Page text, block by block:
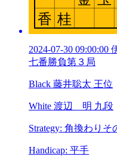
2024-07-30
七番勝負第３局
Black 藤井聡太 王位
White 渡辺 明 九段
Strategy: 角換わりそ
Handicap: 平手